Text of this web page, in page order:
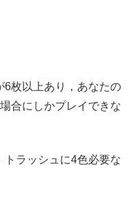
6枚以上あり，あなたの
合にしかプレイできな
トラッシュに4色必要な